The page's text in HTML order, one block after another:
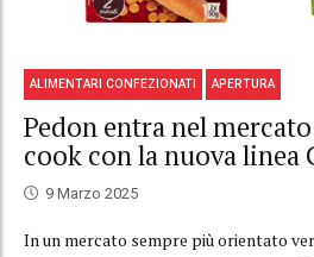
ALIMENTARI CONFEZIONATI APERTURA
Pedon entra nel
cook con la nuova linea
9 Marzo 2025
In un mercato sempre più orientato